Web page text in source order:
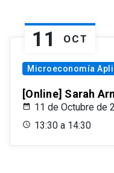
11 OCT
Microeconomía
[Online] Sarah
11 de Octubre de
13:30 a 14:30